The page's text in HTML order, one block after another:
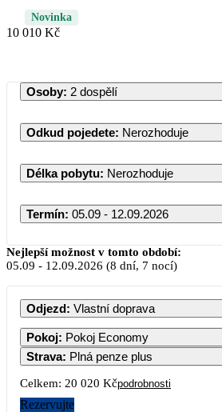
Novinka
10 010 Kč
Osoby: 2 dospělí
Odkud pojedete: Nerozhoduje
Délka pobytu: Nerozhoduje
Termín: 05.09 - 12.09.2026
Září 2026
PO ÚT ST ČT PÁ
1 2 3 4
7 8 9 10 11
Nejlepší možnost v tomto období:
05.09 - 12.09.2026 (8 dní, 7 nocí)
Odjezd: Vlastní doprava
Pokoj: Pokoj Economy
Strava: Plná penze plus
Celkem: 20 020 Kčpodrobnosti
Rezervujte